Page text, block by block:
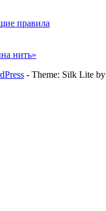
правила
нить»
- Theme: Silk Lite by